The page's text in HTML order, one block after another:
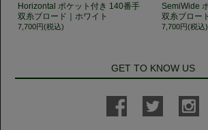
Horizontal ポケット付き 140番手
双糸ブロード｜ホワイト
7,700円(税込)
SemiWide
双糸ブロー
7,700円(税込)
GET TO KNOW US